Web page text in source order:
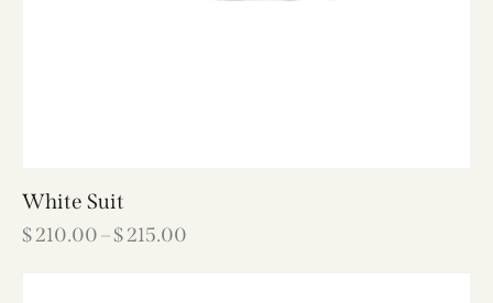
White Suit
$210.00–$215.00